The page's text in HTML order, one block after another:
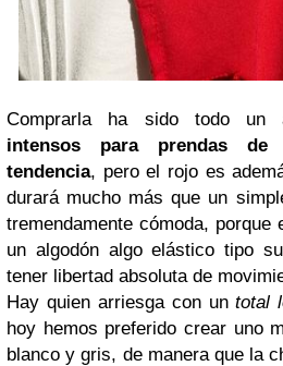
Comprarla ha sido todo un
intensos para prendas
tendencia, pero el rojo es
durará mucho más que un
tremendamente cómoda, porque
un algodón algo elástico tipo
tener libertad absoluta de
Hay quien arriesga con untotal
hoy hemos preferido crear uno
blanco y gris, de manera que la